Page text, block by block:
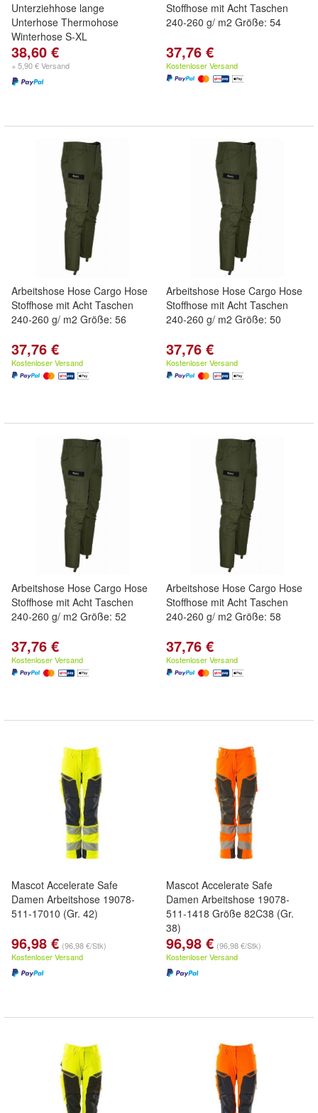
Unterziehhose lange
Unterhose Thermohose
Winterhose S-XL
38,60 €
+ 5,90 € Versand
Stoffhose mit Acht Taschen
240-260 g/ m2 Größe: 54
37,76 €
Kostenloser Versand
Arbeitshose Hose Cargo Hose
Stoffhose mit Acht Taschen
240-260 g/ m2 Größe: 56
37,76 €
Kostenloser Versand
Arbeitshose Hose Cargo Hose
Stoffhose mit Acht Taschen
240-260 g/ m2 Größe: 50
37,76 €
Kostenloser Versand
Arbeitshose Hose Cargo Hose
Stoffhose mit Acht Taschen
240-260 g/ m2 Größe: 52
37,76 €
Kostenloser Versand
Arbeitshose Hose Cargo Hose
Stoffhose mit Acht Taschen
240-260 g/ m2 Größe: 58
37,76 €
Kostenloser Versand
Mascot Accelerate Safe
Damen Arbeitshose 19078-
511-17010 (Gr. 42)
96,98 € (96,98 €/Stk)
Kostenloser Versand
Mascot Accelerate Safe
Damen Arbeitshose 19078-
511-1418 Größe 82C38 (Gr.
38)
96,98 € (96,98 €/Stk)
Kostenloser Versand